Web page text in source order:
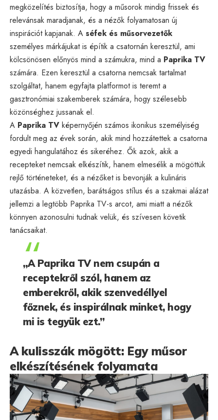
megközelítés biztosítja, hogy a műsorok mindig frissek és
relevánsak maradjanak, és a nézők folyamatosan új
inspirációt kapjanak. A séfek és műsorvezetők
személyes márkájukat is építik a csatornán keresztül, ami
kölcsönösen előnyös mind a számukra, mind a Paprika TV
számára. Ezen keresztül a csatorna nemcsak tartalmat
szolgáltat, hanem egyfajta platformot is teremt a
gasztronómiai szakemberek számára, hogy szélesebb
közönséghez jussanak el.
A Paprika TV képernyőjén számos ikonikus személyiség
fordult meg az évek során, akik mind hozzátettek a csatorna
egyedi hangulatához és sikeréhez. Ők azok, akik a
recepteket nemcsak elkészítik, hanem elmesélik a mögöttük
rejlő történeteket, és a nézőket is bevonják a kulináris
utazásba. A közvetlen, barátságos stílus és a szakmai alázat
jellemzi a legtöbb Paprika TV-s arcot, ami miatt a nézők
könnyen azonosulni tudnak velük, és szívesen követik
tanácsaikat.
„A Paprika TV nem csupán a
receptekről szól, hanem az
emberekről, akik szenvedéllyel
főznek, és inspirálnak minket, hogy
mi is tegyük ezt.”
A kulisszák mögött: Egy műsor
elkészítésének folyamata